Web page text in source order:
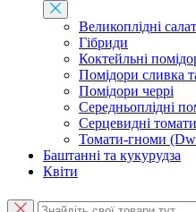
Великоплідні
Гібриди
Коктейльні
Помідори сливка
Помідори черрі
Середньоплідні
Серцевидні томати
Томати-гноми
Баштанні та кукурудза
Квіти